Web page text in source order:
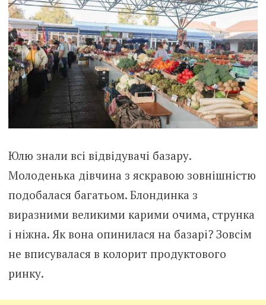
Юлю знали всі відвідувачі базару.
Молоденька дівчина з яскравою зовнішністю
подобалася багатьом. Блондинка з
виразними великими карими очима, струнка
і ніжна. Як вона опинилася на базарі? Зовсім
не вписувалася в колорит продуктового
ринку.